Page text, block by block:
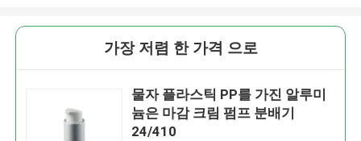
가장 저렴 한 가격 으로
물자 플라스틱 PP를 가진 알루미
늄은 마감 크림 펌프 분배기
24/410